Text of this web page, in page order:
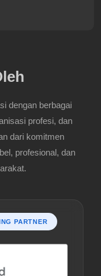
dengan berbagai
profesi, dan
dari komitmen
profesional, dan
PARTNER